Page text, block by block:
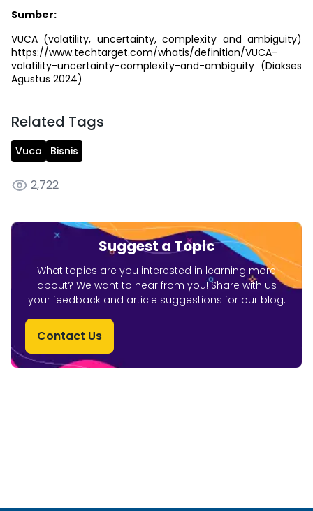
Sumber:
VUCA (volatility, uncertainty, complexity and ambiguity)
https://www.techtarget.com/whatis/definition/VUCA-
volatility-uncertainty-complexity-and-ambiguity (Diakses
Agustus 2024)
Related Tags
Vuca Bisnis
2,722
Suggest a Topic
What topics are you interested in learning more
about? We want to hear from you! Share with us
your feedback and article suggestions for our blog.
Contact Us